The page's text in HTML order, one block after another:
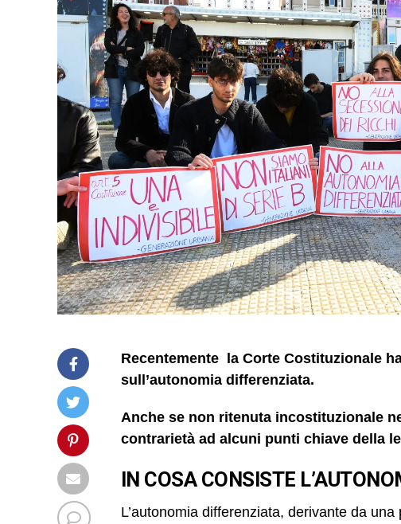
Recentemente la Corte Costituzionale
sull’autonomia differenziata.
Anche se non ritenuta incostituzionale
contrarietà ad alcuni punti chiave della
IN COSA CONSISTE
L’autonomia differenziata, derivante da